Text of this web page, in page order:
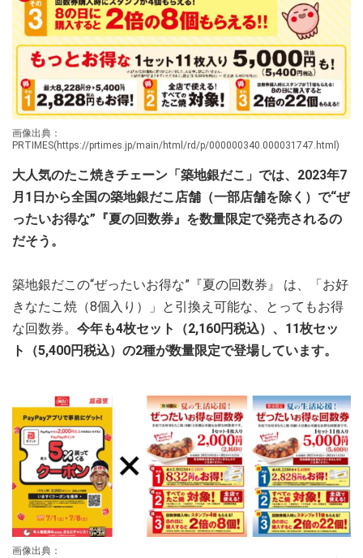
画像出典：
PRTIMES(https://prtimes.jp/main/html/rd/p/000000340.000031747.html)
大人気のたこ焼きチェーン「築地銀だこ」では、2023年7
月1日から全国の築地銀だこ店舗（一部店舗を除く）で“ぜ
ったいお得な”『夏の回数券』を数量限定で発売されるの
だそう。
築地銀だこの“ぜったいお得な”『夏の回数券』 は、「お好
きなたこ焼（8個入り）」と引換え可能な、とってもお得
な回数券。 今年も4枚セット（2,160円税込）、11枚セッ
ト（5,400円税込）の2種が数量限定で登場しています。
画像出典：